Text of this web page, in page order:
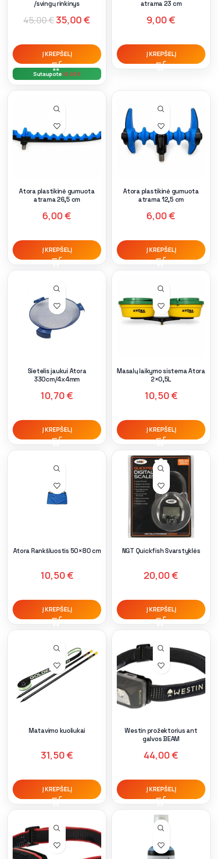
/svingų rinkinys
45,00€35,00€
Į KREPŠELĮ
Sutaupote10,00 €
atrama 23 cm
9,00€
Į KREPŠELĮ
Atora plastikinė gumuota
atrama 26,5 cm
6,00€
Į KREPŠELĮ
Atora plastikinė gumuota
atrama 12,5 cm
6,00€
Į KREPŠELĮ
Sietelis jaukui Atora
330cm/4x4mm
10,70€
Į KREPŠELĮ
Masalų laikymo sistema Atora
2×0,5L
10,50€
Į KREPŠELĮ
Atora Rankšluostis 50×80 cm
10,50€
Į KREPŠELĮ
NGT Quickfish Svarstyklės
20,00€
Į KREPŠELĮ
Matavimo kuoliukai
31,50€
Į KREPŠELĮ
Westin prožektorius ant
galvos BEAM
44,00€
Į KREPŠELĮ